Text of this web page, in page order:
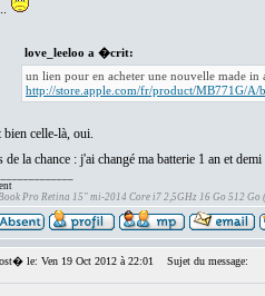
love_leeloo a �crit:
un lien pour en acheter une nouvelle made in
http://store.apple.com/fr/product/MB771G/A/
bien celle-là, oui.
de la chance : j'ai changé ma batterie 1 an et
Pro Retina 15" mi-2014 Core i7 2,5GHz 16 Go 512 Go
le: Ven 19 Oct 2012 à 22:01 Sujet du message: